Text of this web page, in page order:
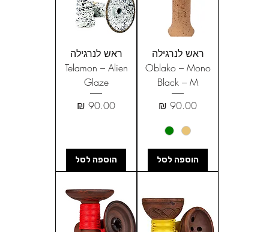
ראש לנרגילה
Oblako – Mono
Black – M
מחיר
הוספה לסל
ראש לנרגילה
Telamon – Alien
Glaze
מחיר
הוספה לסל